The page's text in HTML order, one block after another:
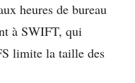
heures de bureau
à SWIFT, qui
limite la taille des